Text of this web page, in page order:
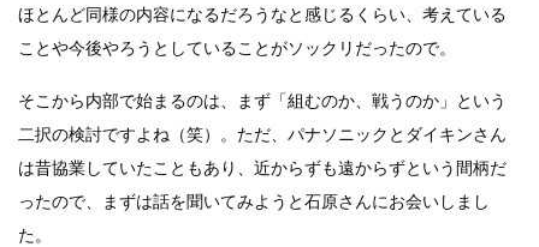
ほとんど同様の内容になるだろうなと感じるくらい、考えている
ことや今後やろうとしていることがソックリだったので。
そこから内部で始まるのは、まず「組むのか、戦うのか」という
二択の検討ですよね（笑）。ただ、パナソニックとダイキンさん
は昔協業していたこともあり、近からずも遠からずという間柄だ
ったので、まずは話を聞いてみようと石原さんにお会いしまし
た。